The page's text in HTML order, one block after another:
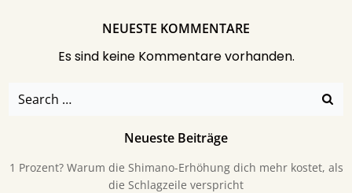
NEUESTE KOMMENTARE
Es sind keine Kommentare vorhanden.
Search
Neueste Beiträge
1 Prozent? Warum die Shimano-Erhöhung dich mehr kostet, als
die Schlagzeile verspricht